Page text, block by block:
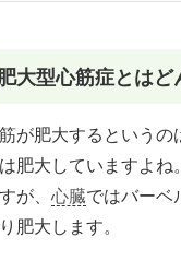
大型心筋症とはど
が肥大するというの
肥大していますよ
が、 心臓ではバーベ
肥大します。